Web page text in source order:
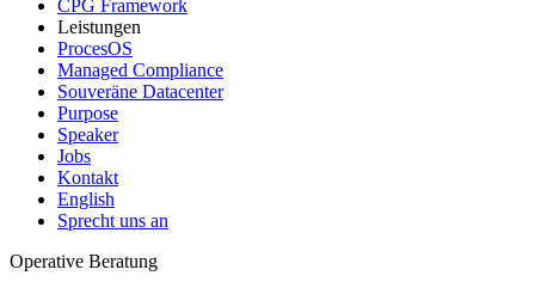
CPG Framework
Leistungen
ProcesOS
Managed Compliance
Souveräne Datacenter
Purpose
Speaker
Jobs
Kontakt
English
Sprecht uns an
Operative Beratung